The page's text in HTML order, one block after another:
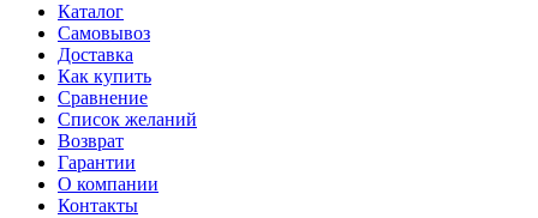
Каталог
Самовывоз
Доставка
Как купить
Сравнение
Список желаний
Возврат
Гарантии
О компании
Контакты